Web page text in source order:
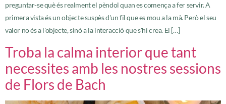
preguntar-se què és realment el pèndol quan es comença a fer servir. A
primera vista és un objecte suspès d'un fil que es mou a la mà. Però el seu
valor no és a l'objecte, sinó a la interacció que s'hi crea. El […]
Troba la calma interior que tant
necessites amb les nostres sessions
de Flors de Bach